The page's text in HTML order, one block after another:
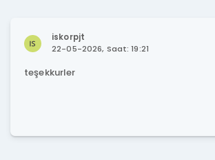
iskorpjt
22-05-2026, Saat: 19:21
teşekkurler